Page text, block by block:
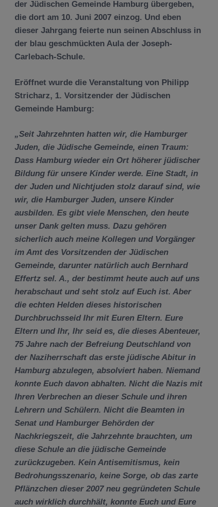
der Jüdischen Gemeinde Hamburg übergeben,
die dort am 10. Juni 2007 einzog. Und eben
dieser Jahrgang feierte nun seinen Abschluss in
der blau geschmückten Aula der Joseph-
Carlebach-Schule.
Eröffnet wurde die Veranstaltung von Philipp
Stricharz, 1. Vorsitzender der Jüdischen
Gemeinde Hamburg:
„Seit Jahrzehnten hatten wir, die Hamburger
Juden, die Jüdische Gemeinde, einen Traum:
Dass Hamburg wieder ein Ort höherer jüdischer
Bildung für unsere Kinder werde. Eine Stadt, in
der Juden und Nichtjuden stolz darauf sind, wie
wir, die Hamburger Juden, unsere Kinder
ausbilden. Es gibt viele Menschen, den heute
unser Dank gelten muss. Dazu gehören
sicherlich auch meine Kollegen und Vorgänger
im Amt des Vorsitzenden der Jüdischen
Gemeinde, darunter natürlich auch Bernhard
Effertz sel. A., der bestimmt heute auch auf uns
herabschaut und seht stolz auf Euch ist. Aber
die echten Helden dieses historischen
Durchbruchsseid Ihr mit Euren Eltern. Eure
Eltern und Ihr, Ihr seid es, die dieses Abenteuer,
75 Jahre nach der Befreiung Deutschland von
der Naziherrschaft das erste jüdische Abitur in
Hamburg abzulegen, absolviert haben. Niemand
konnte Euch davon abhalten. Nicht die Nazis mit
Ihren Verbrechen an dieser Schule und ihren
Lehrern und Schülern. Nicht die Beamten in
Senat und Hamburger Behörden der
Nachkriegszeit, die Jahrzehnte brauchten, um
diese Schule an die jüdische Gemeinde
zurückzugeben. Kein Antisemitismus, kein
Bedrohungsszenario, keine Sorge, ob das zarte
Pflänzchen dieser 2007 neu gegründeten Schule
auch wirklich durchhält, konnte Euch und Eure